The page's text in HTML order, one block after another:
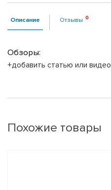
Описание Отзывы
Обзоры:
+добавить статью или видео
Похожие товары